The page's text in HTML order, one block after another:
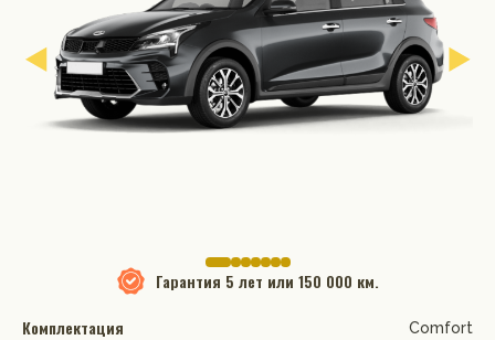
Гарантия 5 лет или 150 000 км.
Комплектация
Comfort